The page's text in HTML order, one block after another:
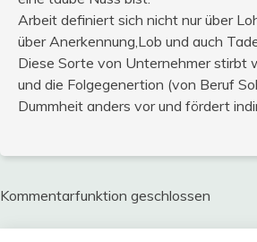
Arbeit definiert sich nicht nur über
über Anerkennung,Lob und auch
Diese Sorte von Unternehmer stirbt
und die Folgegenertion (von Beruf
Dummheit anders vor und fördert
Kommentarfunktion geschlossen